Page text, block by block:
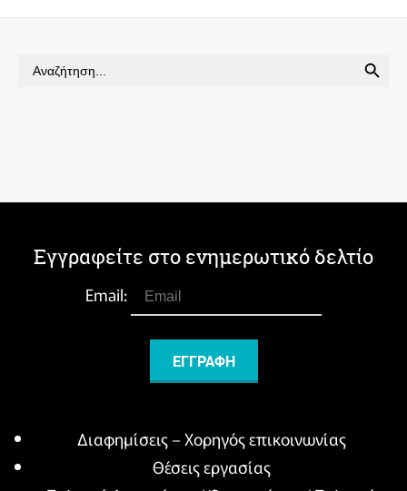
Search
for:
Εγγραφείτε στο ενημερωτικό δελτίο
Email:
Διαφημίσεις – Χορηγός επικοινωνίας
Θέσεις εργασίας